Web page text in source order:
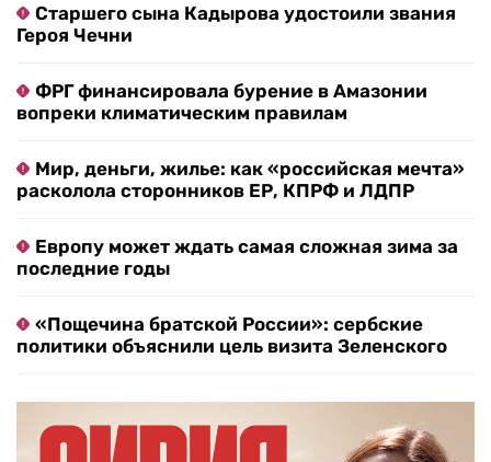
Старшего сына Кадырова удостоили звания
Героя Чечни
ФРГ финансировала бурение в Амазонии
вопреки климатическим правилам
Мир, деньги, жилье: как «российская мечта»
расколола сторонников ЕР, КПРФ и ЛДПР
Европу может ждать самая сложная зима за
последние годы
«Пощечина братской России»: сербские
политики объяснили цель визита Зеленского